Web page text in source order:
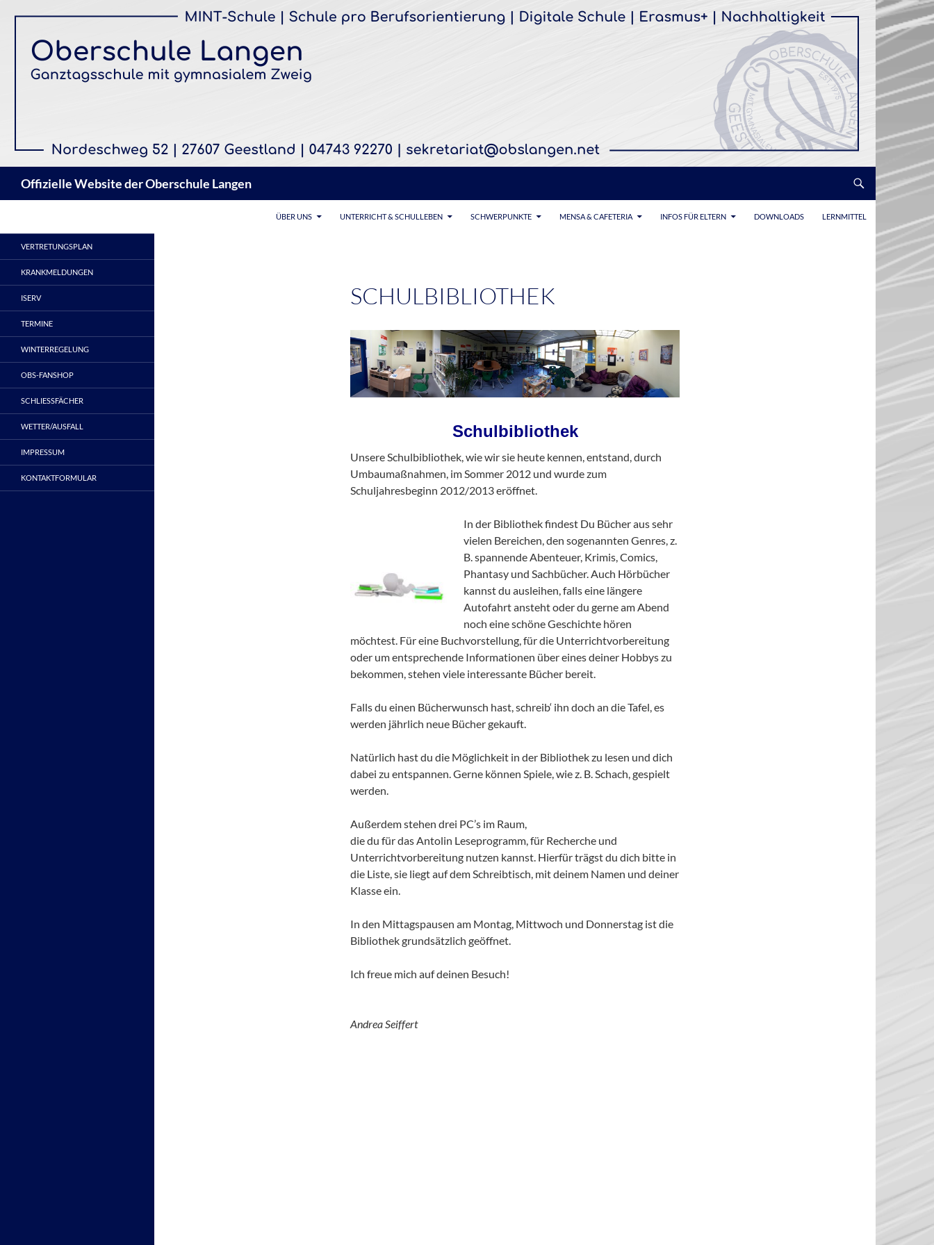
springen
Offizielle Website der Oberschule Langen
ÜBER UNS UNTERRICHT & SCHULLEBEN SCHWERPUNKTE MENSA & CAFETERIA INFOS FÜR ELTERN DOWNLOADS LERNMITTEL
SCHULBIBLIOTHEK
Schulbibliothek
Unsere Schulbibliothek, wie wir sie heute kennen, entstand, durch
Umbaumaßnahmen, im Sommer 2012 und wurde zum
Schuljahresbeginn 2012/2013 eröffnet.
In der Bibliothek findest Du Bücher aus sehr
vielen Bereichen, den sogenannten Genres, z.
B. spannende Abenteuer, Krimis, Comics,
Phantasy und Sachbücher. Auch Hörbücher
kannst du ausleihen, falls eine längere
Autofahrt ansteht oder du gerne am Abend
noch eine schöne Geschichte hören
möchtest. Für eine Buchvorstellung, für die Unterrichtvorbereitung
oder um entsprechende Informationen über eines deiner Hobbys zu
bekommen, stehen viele interessante Bücher bereit.
Falls du einen Bücherwunsch hast, schreib‘ ihn doch an die Tafel, es
werden jährlich neue Bücher gekauft.
Natürlich hast du die Möglichkeit in der Bibliothek zu lesen und dich
dabei zu entspannen. Gerne können Spiele, wie z. B. Schach, gespielt
werden.
Außerdem stehen drei PC’s im Raum,
die du für das Antolin Leseprogramm, für Recherche und
Unterrichtvorbereitung nutzen kannst. Hierfür trägst du dich bitte in
die Liste, sie liegt auf dem Schreibtisch, mit deinem Namen und deiner
Klasse ein.
In den Mittagspausen am Montag, Mittwoch und Donnerstag ist die
Bibliothek grundsätzlich geöffnet.
Ich freue mich auf deinen Besuch!
Andrea Seiffert
VERTRETUNGSPLAN
KRANKMELDUNGEN
ISERV
TERMINE
WINTERREGELUNG
OBS-FANSHOP
SCHLIESSFÄCHER
WETTER/AUSFALL
IMPRESSUM
KONTAKTFORMULAR